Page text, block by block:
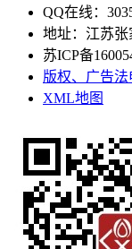
QQ在线：
地址：江苏
苏ICP备
版权、广告法
XML地图